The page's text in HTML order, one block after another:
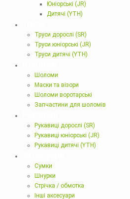
Юніорські (JR)
Дитячі (YTH)
Труси дорослі (SR)
Труси юніорські (JR)
Труси дитячі (YTH)
Шоломи
Маски та візори
Шоломи воротарські
Запчастини для шоломів
Рукавиці дорослі (SR)
Рукавиці юніорські (JR)
Рукавиці дитячі (YTH)
Сумки
Шнурки
Стрічка / обмотка
Інші аксесуари